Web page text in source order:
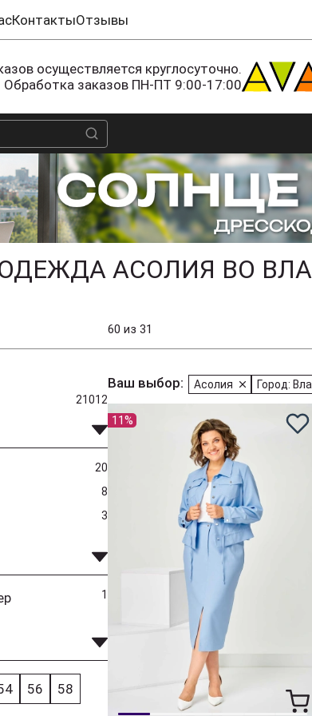
КонтактыОтзывы
осуществляется круглосуточно.
Обработка заказов ПН-ПТ 9:00-17:00
АСОЛИЯ ВО
60 из 31
21012
20
8
3
1
56 58
Ваш выбор: Асолия Город:
11%